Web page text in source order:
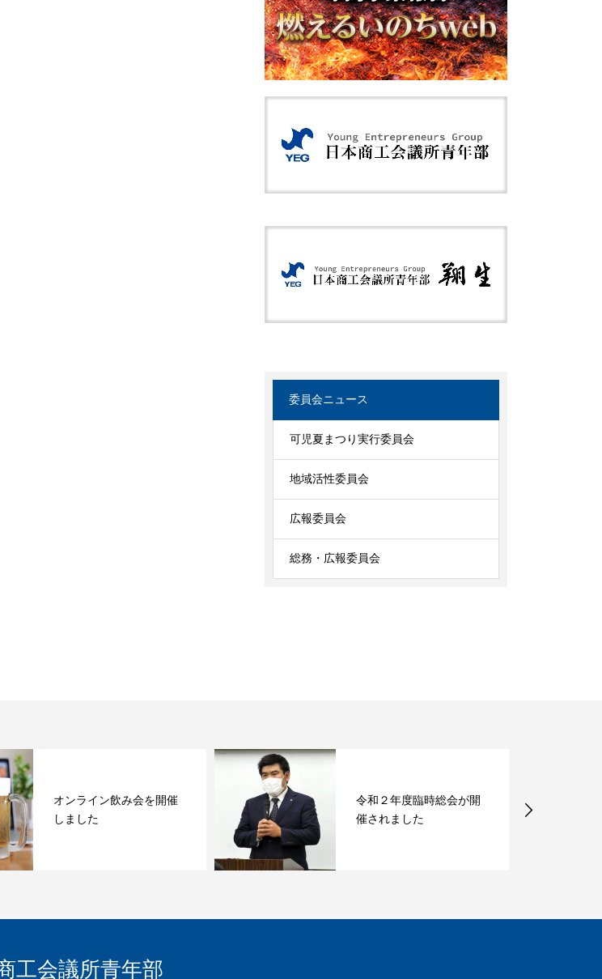
委員会ニュース
可児夏まつり実行委員会
地域活性委員会
広報委員会
総務・広報委員会
オンライン飲み会を開催
しました
令和２年度臨時総会が開
催されました
工会議所青年部